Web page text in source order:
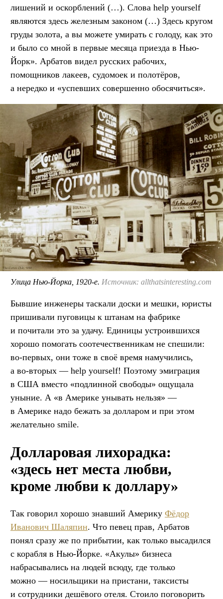
лишений и оскорблений (…). Слова help yourself
являются здесь железным законом (…) Здесь кругом
груды золота, а вы можете умирать с голоду, как это
и было со мной в первые месяца приезда в Нью-
Йорк». Арбатов видел русских рабочих,
помощников лакеев, судомоек и полотёров,
а нередко и «успевших совершенно обосячиться».
Улица Нью-Йорка, 1920-е. Источник: allthatsinteresting.com
Бывшие инженеры таскали доски и мешки, юристы
пришивали пуговицы к штанам на фабрике
и почитали это за удачу. Единицы устроившихся
хорошо помогать соотечественникам не спешили:
во-первых, они тоже в своё время намучились,
а во-вторых — help yourself! Поэтому эмиграция
в США вместо «подлинной свободы» ощущала
уныние. А «в Америке унывать нельзя» —
в Америке надо бежать за долларом и при этом
желательно smile.
Долларовая лихорадка:
«здесь нет места любви,
кроме любви к доллару»
Так говорил хорошо знавший Америку Фёдор
Иванович Шаляпин. Что певец прав, Арбатов
понял сразу же по прибытии, как только высадился
с корабля в Нью-Йорке. «Акулы» бизнеса
набрасывались на людей всюду, где только
можно — носильщики на пристани, таксисты
и сотрудники дешёвого отеля. Стоило поговорить